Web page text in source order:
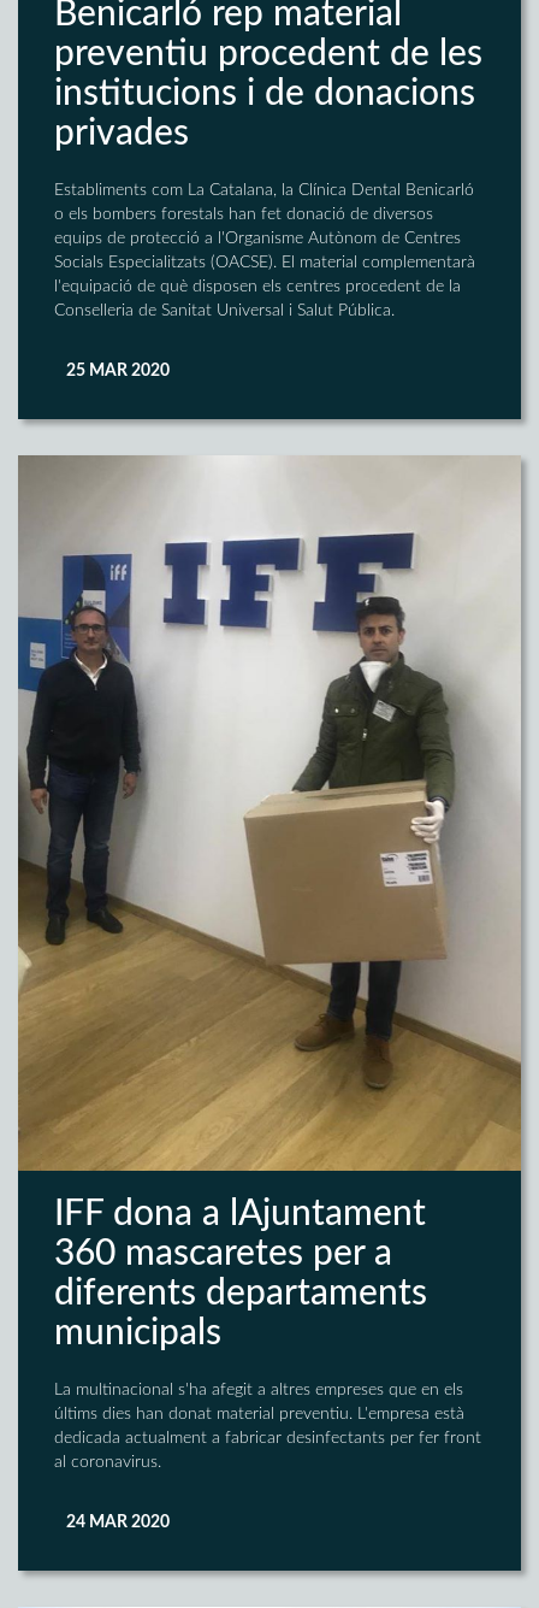
Benicarló rep material
preventiu procedent de les
institucions i de donacions
privades
Establiments com La Catalana, la Clínica Dental Benicarló
o els bombers forestals han fet donació de diversos
equips de protecció a l'Organisme Autònom de Centres
Socials Especialitzats (OACSE). El material complementarà
l'equipació de què disposen els centres procedent de la
Conselleria de Sanitat Universal i Salut Pública.
25 MAR 2020
IFF dona a lAjuntament
360 mascaretes per a
diferents departaments
municipals
La multinacional s'ha afegit a altres empreses que en els
últims dies han donat material preventiu. L'empresa està
dedicada actualment a fabricar desinfectants per fer front
al coronavirus.
24 MAR 2020